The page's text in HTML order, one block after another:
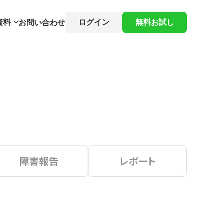
料 お問い合わせ ログイン 無料お試し
障害報告 レポート